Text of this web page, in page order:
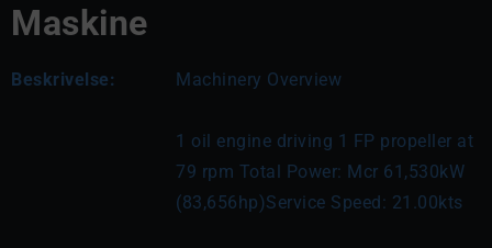
Maskine
Beskrivelse: Machinery Overview
1 oil engine driving 1 FP propeller at
79 rpm Total Power: Mcr 61,530kW
(83,656hp)Service Speed: 21.00kts